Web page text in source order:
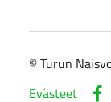
©Turun
Evästeet